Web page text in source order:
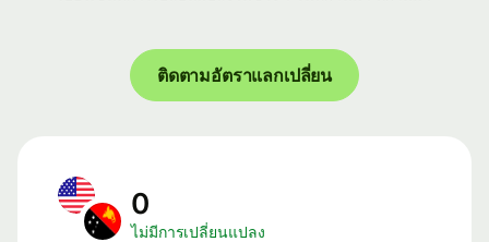
ติดตามอัตราแลกเปลี่ยน
0
ไม่มีการเปลี่ยนแปลง